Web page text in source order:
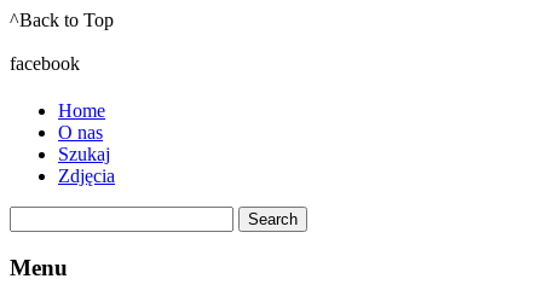
^Back to Top
facebook
Home
O nas
Szukaj
Zdjęcia
Menu